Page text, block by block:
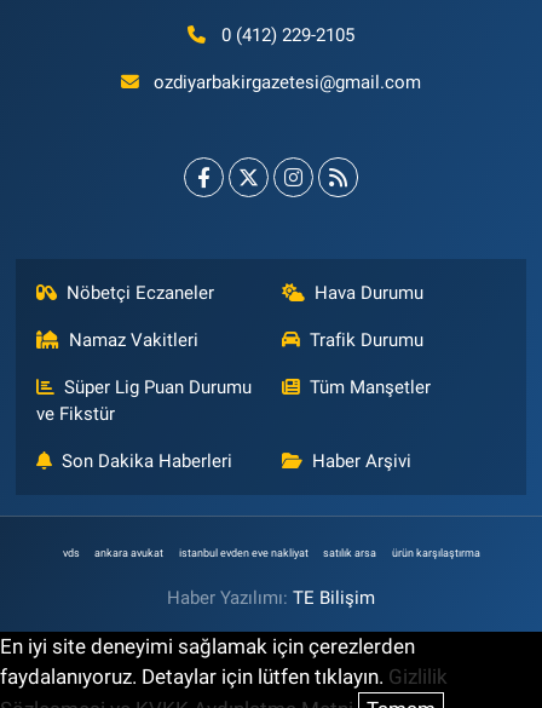
0 (412) 229-2105
ozdiyarbakirgazetesi@gmail.com
Nöbetçi Eczaneler Hava Durumu
Namaz Vakitleri Trafik Durumu
Süper Lig Puan Durumu
ve Fikstür
Tüm Manşetler
Son Dakika Haberleri Haber Arşivi
vds ankara avukat istanbul evden eve nakliyat satılık arsa ürün karşılaştırma
Haber Yazılımı: TE Bilişim
En iyi site deneyimi sağlamak için çerezlerden
faydalanıyoruz. Detaylar için lütfen tıklayın. Gizlilik